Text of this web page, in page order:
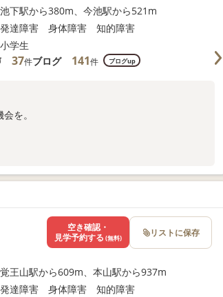
池下駅から380m、今池駅から521m
発達障害 身体障害 知的障害
小学生
37件ブログ 141件 ブログup
を。
覚王山駅から609m、本山駅から937m
発達障害 身体障害 知的障害
空き確認・
見学予約する (無料) リストに保存